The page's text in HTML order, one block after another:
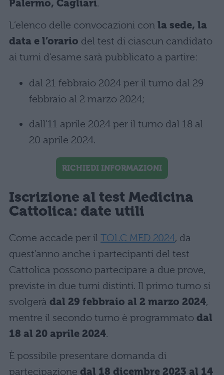
Palermo, Cagliari.
L’elenco delle convocazioni con la sede, la
data e l’orario del test di ciascun candidato
ai turni d’esame sarà pubblicato a partire:
dal 21 febbraio 2024 per il turno dal 29
febbraio al 2 marzo 2024;
dall’11 aprile 2024 per il turno dal 18 al
20 aprile 2024.
RICHIEDI INFORMAZIONI
Iscrizione al test Medicina
Cattolica: date utili
Come accade per il TOLC MED 2024, da
quest’anno anche i partecipanti del test
Cattolica possono partecipare a due prove,
previste in due turni distinti. Il primo turno si
svolgerà dal 29 febbraio al 2 marzo 2024,
mentre il secondo turno è programmato dal
18 al 20 aprile 2024.
È possibile presentare domanda di
partecipazione dal 18 dicembre 2023 al 14